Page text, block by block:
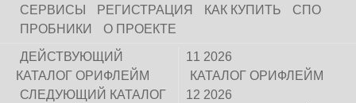
СЕРВИСЫ
РЕГИСТРАЦИЯ КАК КУПИТЬ
СПО
ПРОБНИКИ
О ПРОЕКТЕ
ДЕЙСТВУЮЩИЙ
КАТАЛОГ ОРИФЛЕЙМ
СЛЕДУЮЩИЙ КАТАЛОГ
11 2026
КАТАЛОГ ОРИФЛЕЙМ
12 2026